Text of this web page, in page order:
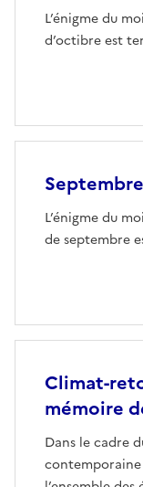
L’énigme du
d’octibre est
L’énigme du
de septembre
Climat-
mémoire
Dans le cadre
contemporaine